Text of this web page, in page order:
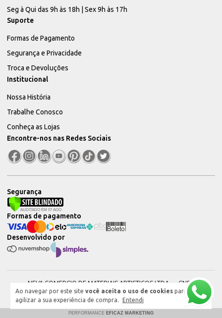
Ao navegar por este site você aceita o uso de cookies para
agilizar a sua experiência de compra.
Entendi
Seg à Qui das 9h às 18h | Sex 9h às 17h
Suporte
Formas de Pagamento
Segurança e Privacidade
Troca e Devoluções
Institucional
Nossa História
Trabalhe Conosco
Conheça as Lojas
Encontre-nos nas Redes Sociais
Segurança
Desenvolvido por
Formas de pagamento
NEVA COMERCIO DE MATERIAIS ARTISTICOS LTDA — CNPJ:
51604544000101 © 2026. Todos os direitos reservados.